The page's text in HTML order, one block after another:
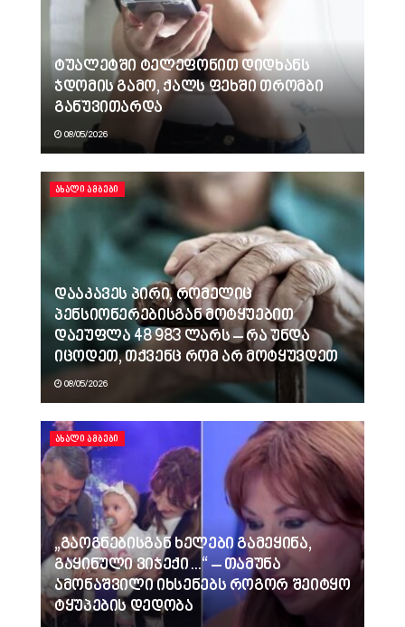
ტუალეტში ტელეფონით დიდხანს
ჯდომის გამო, ქალს ფეხში თრომბი
განუვითარდა
08/05/2026
ᲐᲮᲐᲚᲘ ᲐᲛᲑᲔᲑᲘ
დააკავეს პირი, რომელიც
პენსიონერებისგან მოტყუებით
დაეუფლა 48 983 ლარს – რა უნდა
იცოდეთ, თქვენც რომ არ მოტყუვდეთ
08/05/2026
ᲐᲮᲐᲚᲘ ᲐᲛᲑᲔᲑᲘ
„გაოგნებისგან ხელები გამეყინა,
გაყინული ვიჯექი…“ – თამუნა
ამონაშვილი იხსენებს როგორ შეიტყო
ტყუპების დედობა